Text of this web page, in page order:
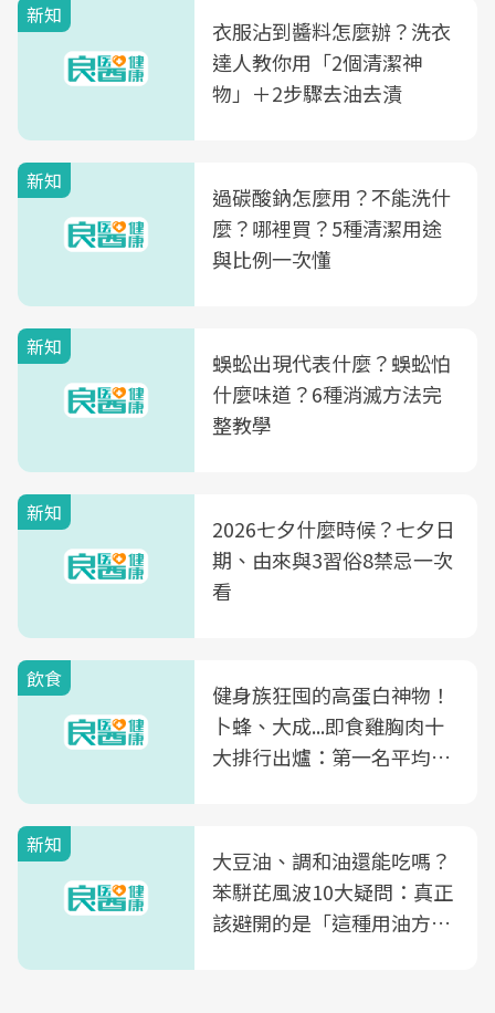
新知
衣服沾到醬料怎麼辦？洗衣
達人教你用「2個清潔神
物」＋2步驟去油去漬
新知
過碳酸鈉怎麼用？不能洗什
麼？哪裡買？5種清潔用途
與比例一次懂
新知
蜈蚣出現代表什麼？蜈蚣怕
什麼味道？6種消滅方法完
整教學
新知
2026七夕什麼時候？七夕日
期、由來與3習俗8禁忌一次
看
飲食
健身族狂囤的高蛋白神物！
卜蜂、大成...即食雞胸肉十
大排行出爐：第一名平均一
新知
大豆油、調和油還能吃嗎？
苯駢芘風波10大疑問：真正
該避開的是「這種用油方